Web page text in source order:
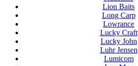
Lion Baits
Long Carp
Lowrance
Lucky Craft
Lucky John
Luhr Jensen
Lumicom